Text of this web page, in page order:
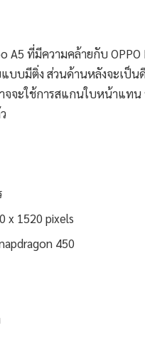
ที่มีความคล้ายกับ OPPO
บมีติ่ง ส่วนด้านหลังจะเป็น
จะใช้การสแกนใบหน้าแทน
x 1520 pixels
450